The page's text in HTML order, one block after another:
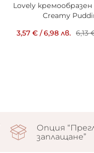
Lovely
Creamy
3,57 € /6,98 лв. 6,13
Опция
заплащане”